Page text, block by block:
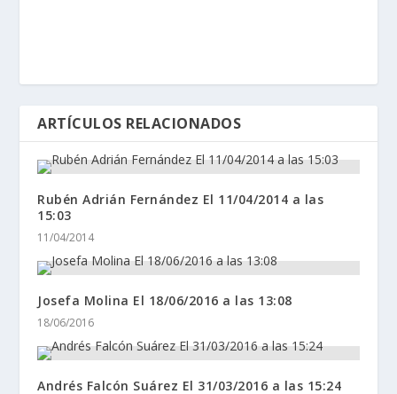
ARTÍCULOS RELACIONADOS
Rubén Adrián Fernández El 11/04/2014 a las
15:03
11/04/2014
Josefa Molina El 18/06/2016 a las 13:08
18/06/2016
Andrés Falcón Suárez El 31/03/2016 a las 15:24